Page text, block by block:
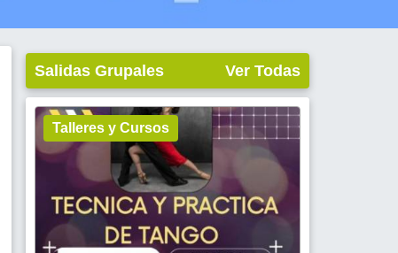
Salidas Grupales Ver Todas
Talleres y Cursos